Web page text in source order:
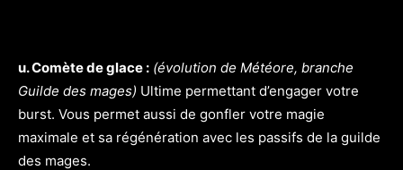
u. Comète de glace : (évolution de Météore, branche
Guilde des mages) Ultime permettant d’engager votre
burst. Vous permet aussi de gonfler votre magie
maximale et sa régénération avec les passifs de la guilde
des mages.